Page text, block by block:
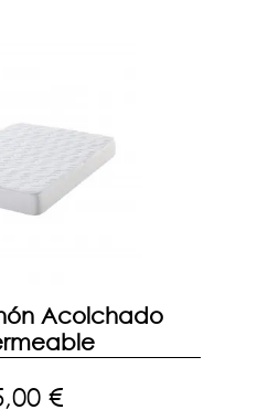
Acolchado
€